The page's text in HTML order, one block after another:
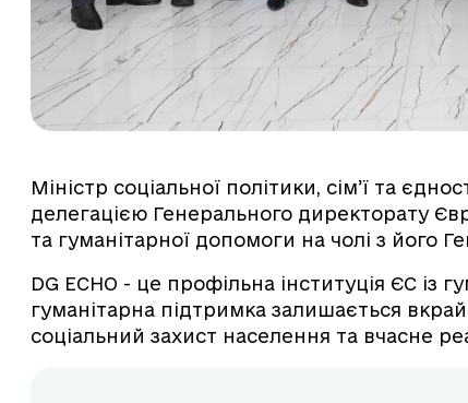
Міністр соціальної політики, сім’ї та
делегацією Генерального директорату
та гуманітарної допомоги на чолі з його
DG ECHO - це профільна інституція ЄС із
гуманітарна підтримка залишається
соціальний захист населення та вчасне